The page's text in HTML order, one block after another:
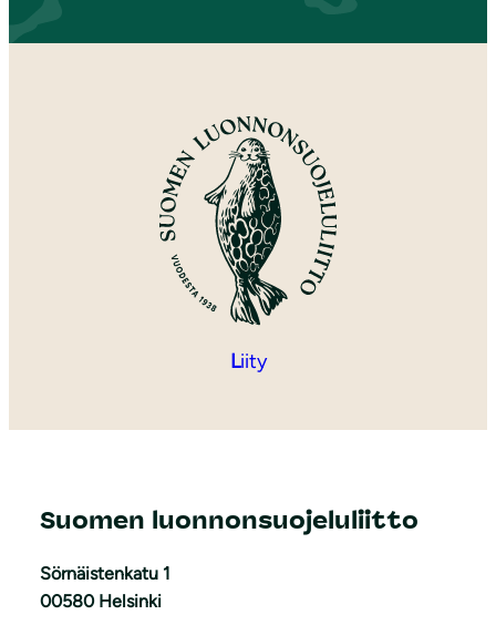
Liity
Suomen luonnonsuojeluliitto
Sörnäistenkatu 1
00580 Helsinki